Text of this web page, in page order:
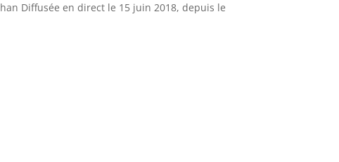
Diffusée en direct le 15 juin 2018, depuis le